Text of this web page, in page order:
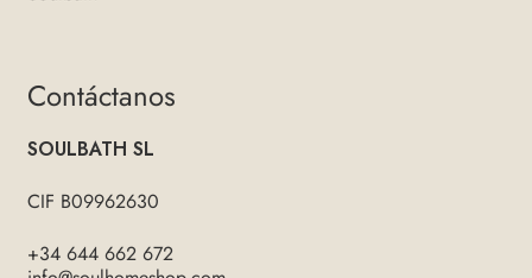
Contáctanos
SOULBATH SL
CIF B09962630
+34 644 662 672